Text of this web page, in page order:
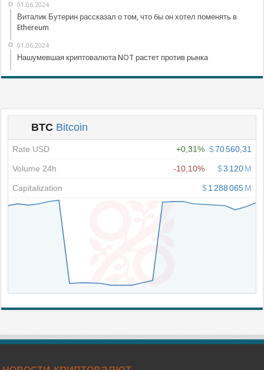
01.06.2024
Виталик Бутерин рассказал о том, что бы он хотел поменять в
Ethereum
01.06.2024
Нашумевшая криптовалюта NOT растет против рынка